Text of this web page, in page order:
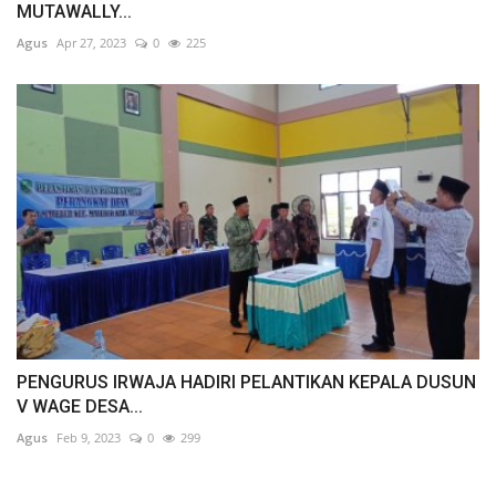
MUTAWALLY...
Agus Apr 27, 2023 0 225
PENGURUS IRWAJA HADIRI PELANTIKAN KEPALA DUSUN
V WAGE DESA...
Agus Feb 9, 2023 0 299